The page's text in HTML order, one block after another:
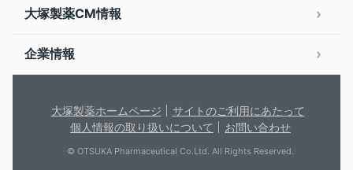
大塚製薬CM情報
企業情報
大塚製薬ホームページ
サイトのご利用にあたって
個人情報の取り扱いについて
お問い合わせ
© OTSUKA Pharmaceutical Co.Ltd. All Rights Reserved.